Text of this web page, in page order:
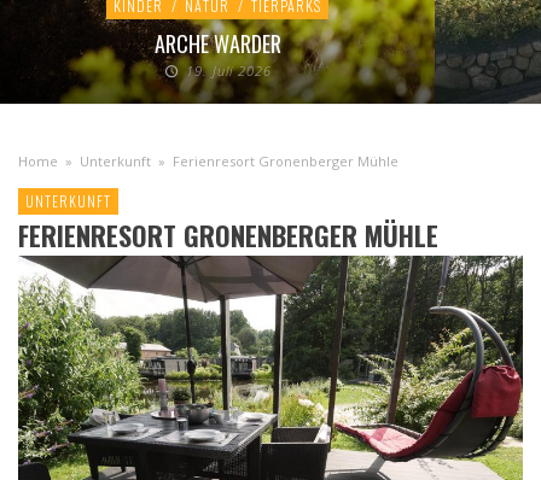
KINDER / NATUR / TIERPARKS
ARCHE WARDER
19. Juli 2026
Home » Unterkunft » Ferienresort Gronenberger Mühle
UNTERKUNFT
FERIENRESORT GRONENBERGER MÜHLE